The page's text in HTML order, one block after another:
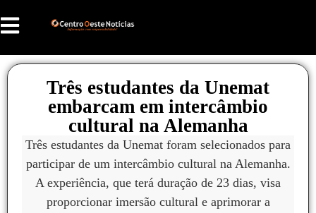
Três estudantes da Unemat
embarcam em intercâmbio
cultural na Alemanha
Três estudantes da Unemat foram selecionados para
participar de um intercâmbio cultural na Alemanha.
A experiência, que terá duração de 23 dias, visa
proporcionar imersão cultural e aprimorar a